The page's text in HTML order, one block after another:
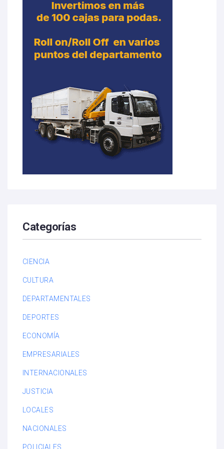
Categorías
CIENCIA
CULTURA
DEPARTAMENTALES
DEPORTES
ECONOMÍA
EMPRESARIALES
INTERNACIONALES
JUSTICIA
LOCALES
NACIONALES
POLICIALES